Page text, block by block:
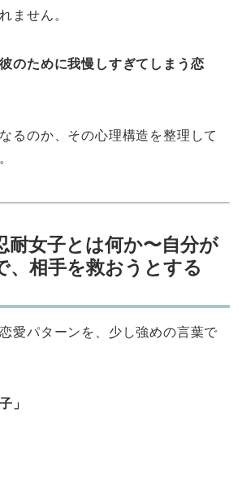
ません。
彼のために我慢しすぎてしまう恋
るのか、その心理構造を整理して
耐女子とは何か〜自分が
、相手を救おうとする
愛パターンを、少し強めの言葉で
」